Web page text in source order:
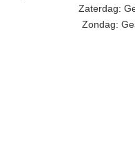
Zaterdag:
Zondag: